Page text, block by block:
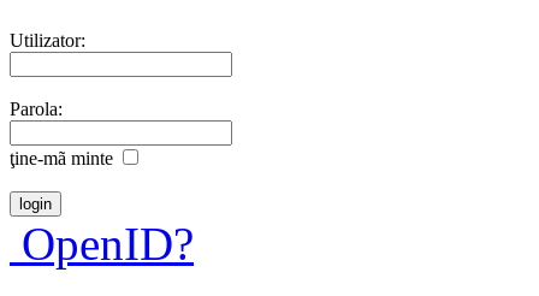
Utilizator:
Parola:
ţine-mã minte
OpenID?